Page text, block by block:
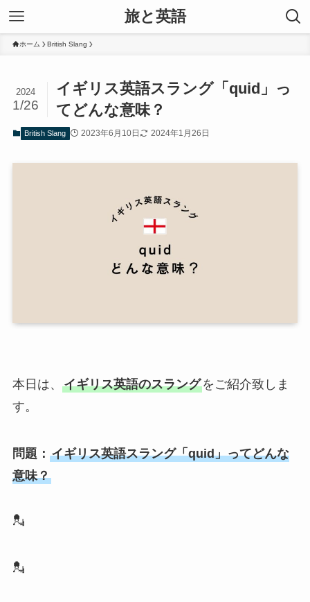
旅と英語
ホーム British Slang
イギリス英語スラング「quid」っ
てどんな意味？
2024
1/26
British Slang 2023年6月10日 2024年1月26日
本日は、 イギリス英語のスラングをご紹介致しま
す。
問題： イギリス英語スラング「quid」ってどんな
意味？
💂
💂